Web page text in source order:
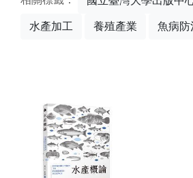
水產加工 養殖產業 魚病防